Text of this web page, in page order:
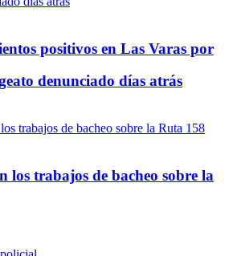
positivos en Las Varas por
denunciado días atrás
los trabajos de bacheo sobre la